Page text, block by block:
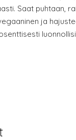
Saat puhtaan,
ja